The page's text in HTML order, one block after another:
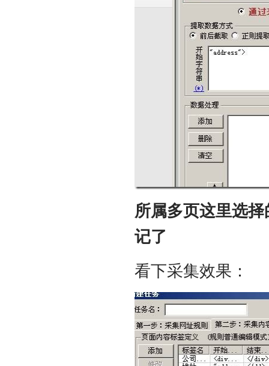
所属多页这里选
记了
看下采集效果：